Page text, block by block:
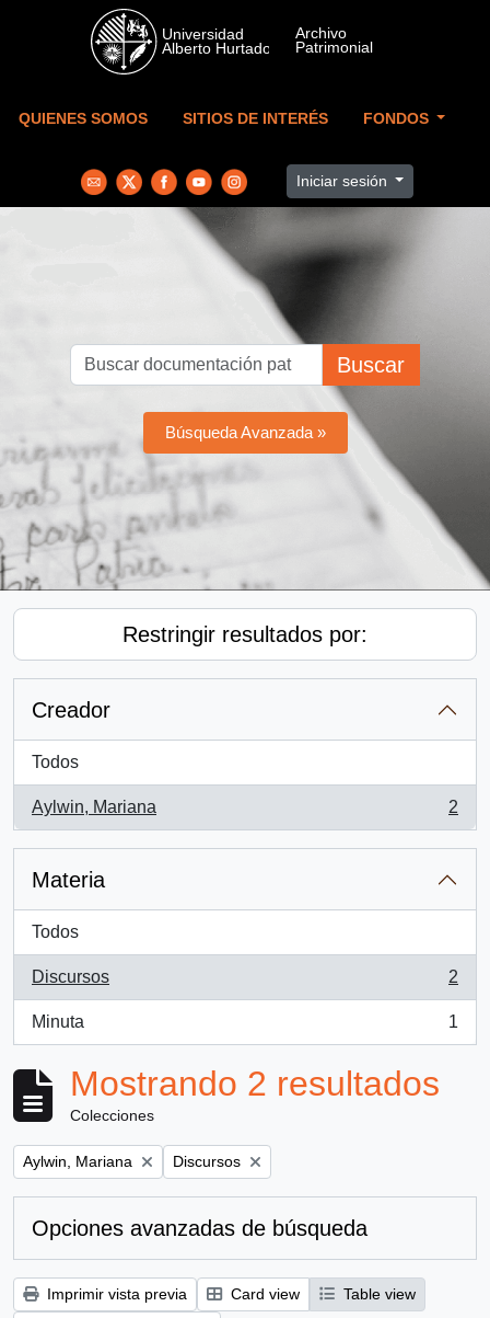
Skip to main content
QUIENES SOMOS SITIOS DE INTERÉS FONDOS
Iniciar sesión
Buscar
Búsqueda Avanzada »
Restringir resultados por:
Creador
Todos
Aylwin, Mariana
, 2 resultados
2
Materia
Todos
Discursos
, 2 resultados
2
Minuta
, 1 resultados
1
Mostrando 2 resultados
Colecciones
Remove filter:
Aylwin, Mariana Remove filter:
Discursos
Opciones avanzadas de búsqueda
Imprimir vista previa Card view
Table view